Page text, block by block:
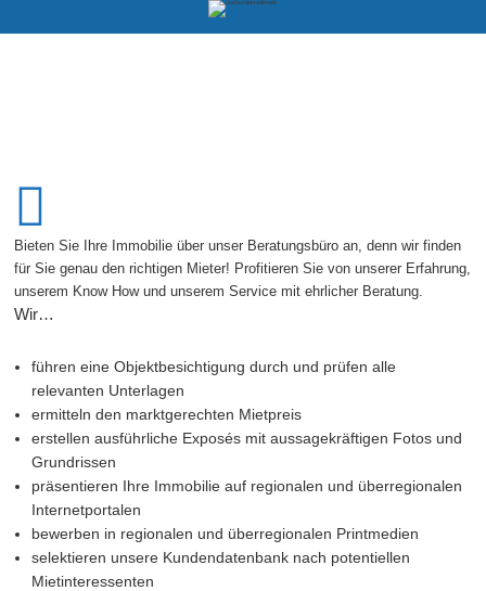
Bieten Sie Ihre Immobilie über unser Beratungsbüro an, denn wir finden
für Sie genau den richtigen Mieter! Profitieren Sie von unserer Erfahrung,
unserem Know How und unserem Service mit ehrlicher Beratung.
Wir…
führen eine Objektbesichtigung durch und prüfen alle
relevanten Unterlagen
ermitteln den marktgerechten Mietpreis
erstellen ausführliche Exposés mit aussagekräftigen Fotos und
Grundrissen
präsentieren Ihre Immobilie auf regionalen und überregionalen
Internetportalen
bewerben in regionalen und überregionalen Printmedien
selektieren unsere Kundendatenbank nach potentiellen
Mietinteressenten